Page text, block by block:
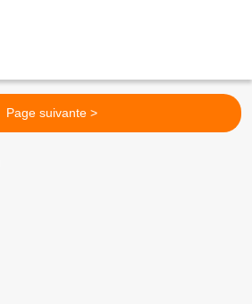
Page suivante >